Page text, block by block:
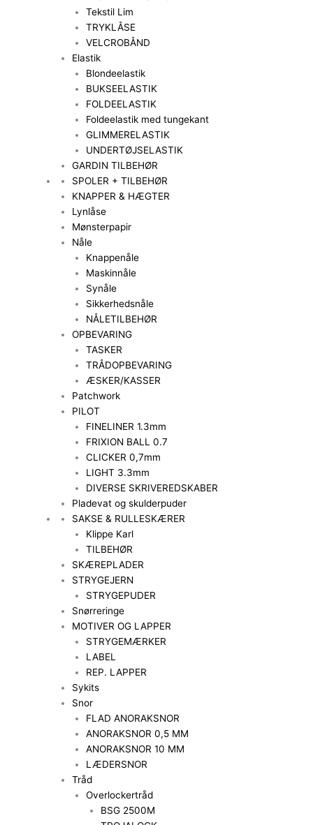
Tekstil Lim
TRYKLÅSE
VELCROBÅND
Elastik
Blondeelastik
BUKSEELASTIK
FOLDEELASTIK
Foldeelastik med tungekant
GLIMMERELASTIK
UNDERTØJSELASTIK
GARDIN TILBEHØR
SPOLER + TILBEHØR
KNAPPER & HÆGTER
Lynlåse
Mønsterpapir
Nåle
Knappenåle
Maskinnåle
Synåle
Sikkerhedsnåle
NÅLETILBEHØR
OPBEVARING
TASKER
TRÅDOPBEVARING
ÆSKER/KASSER
Patchwork
PILOT
FINELINER 1.3mm
FRIXION BALL 0.7
CLICKER 0,7mm
LIGHT 3.3mm
DIVERSE SKRIVEREDSKABER
Pladevat og skulderpuder
SAKSE & RULLESKÆRER
Klippe Karl
TILBEHØR
SKÆREPLADER
STRYGEJERN
STRYGEPUDER
Snørreringe
MOTIVER OG LAPPER
STRYGEMÆRKER
LABEL
REP. LAPPER
Sykits
Snor
FLAD ANORAKSNOR
ANORAKSNOR 0,5 MM
ANORAKSNOR 10 MM
LÆDERSNOR
Tråd
Overlockertråd
BSG 2500M